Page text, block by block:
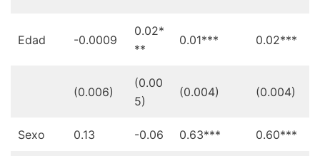
Edad -0.0009
0.02*
**
0.01*** 0.02***
(0.006)
(0.00
5)
(0.004) (0.004)
Sexo 0.13 -0.06 0.63*** 0.60***